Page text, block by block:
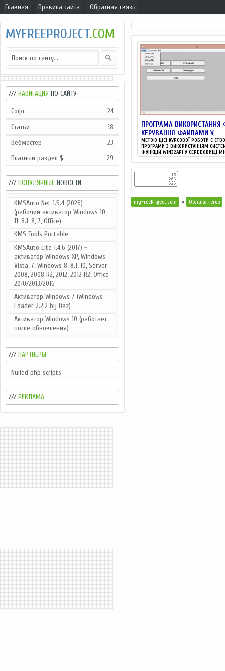
Главная Правила сайта Обратная связь
MYFREEPROJECT.COM
///НАВИГАЦИЯ ПО САЙТУ
Софт
24
Статьи
18
Вебмастер
23
Платный раздел $
29
///ПОПУЛЯРНЫЕ НОВОСТИ
KMSAuto Net 1.5.4 (2026)
(рабочий активатор Windows 10,
11, 8.1, 8, 7, Office)
KMS Tools Portable
KMSAuto Lite 1.4.6 (2017) -
активатор Windows XP, Windows
Vista, 7, Windows 8, 8.1, 10, Server
2008, 2008 R2, 2012, 2012 R2, Office
2010/2013/2016
Активатор Windows 7 (Windows
Loader 2.2.2 by Daz)
Активатор Windows 10 (работает
после обновления)
///ПАРТНЕРЫ
Nulled php scripts
///РЕКЛАМА
ПРОГРАМА ВИКОРИСТАННЯ
КЕРУВАННЯ ФАЙЛАМИ У
МЕТОЮ ЦІЄЇ КУРСОВОЇ РОБОТИ Є
ПРОГРАМИ З ВИКОРИСТАННЯМ
ФУНКЦІЙ WIN32API У СЕРЕДОВИЩІ
myFreeProject.com » Облако тегов